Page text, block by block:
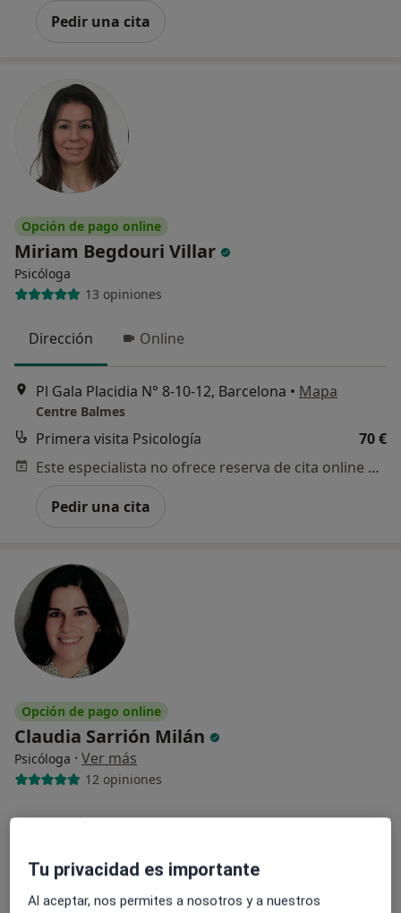
Pedir una cita
Opción de pago online
Miriam Begdouri Villar
Psicóloga
13 opiniones
Dirección Online
Pl Gala Placidia N° 8-10-12, Barcelona • Mapa
Centre Balmes
Primera visita Psicología
70 €
Este especialista no ofrece reserva de cita online en esta dirección.
Pedir una cita
Opción de pago online
Claudia Sarrión Milán
Psicóloga · Ver más
12 opiniones
Dirección Online
Carrer de Mallorca 237, Barcelona
Consulta Privada
Tu privacidad es importante
Al aceptar, nos permites a nosotros y a nuestros